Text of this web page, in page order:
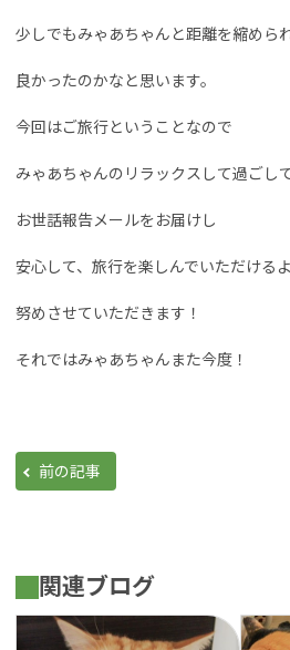
少しでもみゃあちゃんと距離を縮めら
良かったのかなと思います。
今回はご旅行ということなので
みゃあちゃんのリラックスして過ごし
お世話報告メールをお届けし
安心して、旅行を楽しんでいただける
努めさせていただきます！
それではみゃあちゃんまた今度！
前の記事
関連ブログ